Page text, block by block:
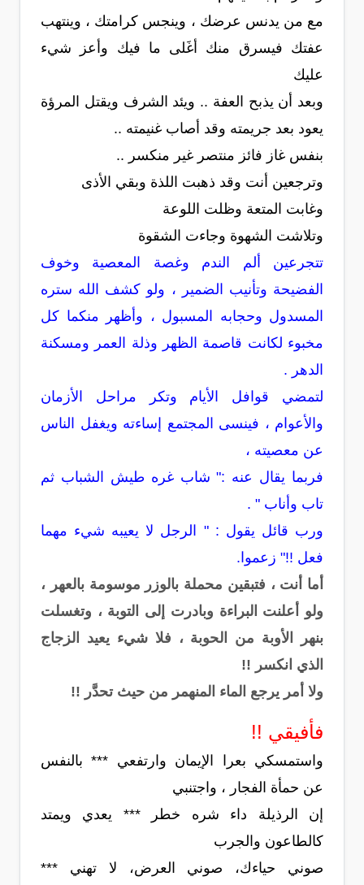
مع من يدنس عرضك ، وينجس كرامتك ، وينتهب
عفتك فيسرق منك أغَلى ما فيك وأعز شيء
عليك
وبعد أن يذبح العفة .. ويئد الشرف ويقتل المرؤة
يعود بعد جريمته وقد أصاب غنيمته ..
بنفس غاز فائز منتصر غير منكسر ..
وترجعين أنت وقد ذهبت اللذة وبقي الأذى
وغابت المتعة وظلت اللوعة
وتلاشت الشهوة وجاءت الشقوة
تتجرعين ألم الندم وغصة المعصية وخوف
الفضيحة وتأنيب الضمير ، ولو كشف الله ستره
المسدول وحجابه المسبول ، وأظهر منكما كل
مخبوء لكانت قاصمة الظهر وذلة العمر ومسكنة
الدهر .
لتمضي قوافل الأيام وتكر مراحل الأزمان
والأعوام ، فينسى المجتمع إساءته ويغفل الناس
عن معصيته ،
فربما يقال عنه :" شاب غره طيش الشباب ثم
تاب وأناب " .
ورب قائل يقول : " الرجل لا يعيبه شيء مهما
فعل !!" زعموا.
أما أنت ، فتبقين محملة بالوزر موسومة بالعهر ،
ولو أعلنت البراءة وبادرت إلى التوبة ، وتغسلت
بنهر الأوبة من الحوبة ، فلا شيء يعيد الزجاج
الذي انكسر !!
ولا أمر يرجع الماء المنهمر من حيث تحدَّر !!
فأفيقي !!
واستمسكي بعرا الإيمان وارتفعي *** بالنفس
عن حمأة الفجار ، واجتنبي
إن الرذيلة داء شره خطر *** يعدي ويمتد
كالطاعون والجرب
صوني حياءك، صوني العرض، لا تهني ***